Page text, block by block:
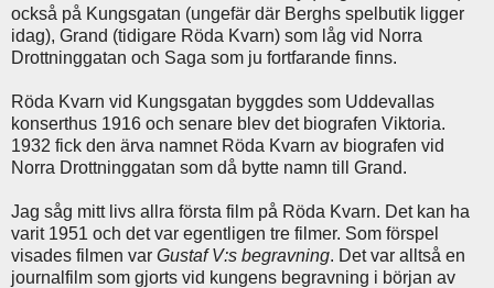
också på Kungsgatan (ungefär där Berghs spelbutik ligger
idag), Grand (tidigare Röda Kvarn) som låg vid Norra
Drottninggatan och Saga som ju fortfarande finns.
Röda Kvarn vid Kungsgatan byggdes som Uddevallas
konserthus 1916 och senare blev det biografen Viktoria.
1932 fick den ärva namnet Röda Kvarn av biografen vid
Norra Drottninggatan som då bytte namn till Grand.
Jag såg mitt livs allra första film på Röda Kvarn. Det kan ha
varit 1951 och det var egentligen tre filmer. Som förspel
visades filmen var Gustaf V:s begravning. Det var alltså en
journalfilm som gjorts vid kungens begravning i början av